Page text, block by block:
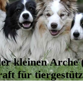
kleinen
für